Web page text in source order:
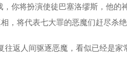
，你将扮演使徒巴塞洛缪斯，他的
，将代表七大罪的恶魔们赶尽杀绝
返人间驱逐恶魔，看似已经是家